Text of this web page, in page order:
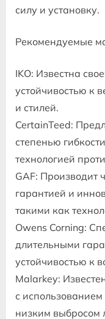
силу и установку.
Рекомендуемые
IKO: Известна
устойчивостью к
и стилей.
CertainTeed:
степенью
технологией
GAF: Производит
гарантией и
такими как
Owens Corning:
длительными
устойчивостью к
Malarkey:
с
низким выбросом